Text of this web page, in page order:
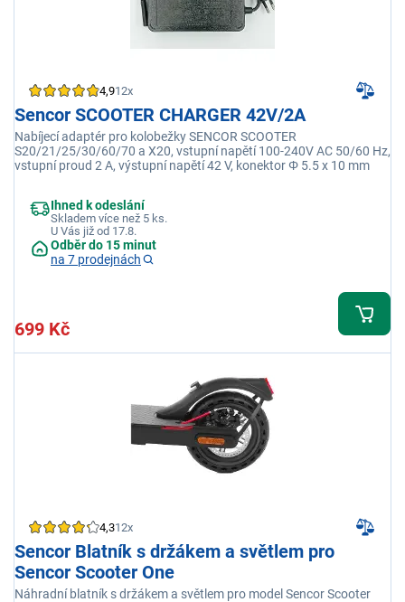
4,912x
Sencor SCOOTER CHARGER 42V/2A
Nabíjecí adaptér pro kolobežky SENCOR SCOOTER
S20/21/25/30/60/70 a X20, vstupní napětí 100-240V AC 50/60 Hz,
vstupní proud 2 A, výstupní napětí 42 V, konektor Φ 5.5 x 10 mm
Ihned k odeslání
Skladem více než 5 ks.
U Vás již od 17.8.
Odběr do 15 minut
na 7 prodejnách
699 Kč
4,312x
Sencor Blatník s držákem a světlem pro
Sencor Scooter One
Náhradní blatník s držákem a světlem pro model Sencor Scooter